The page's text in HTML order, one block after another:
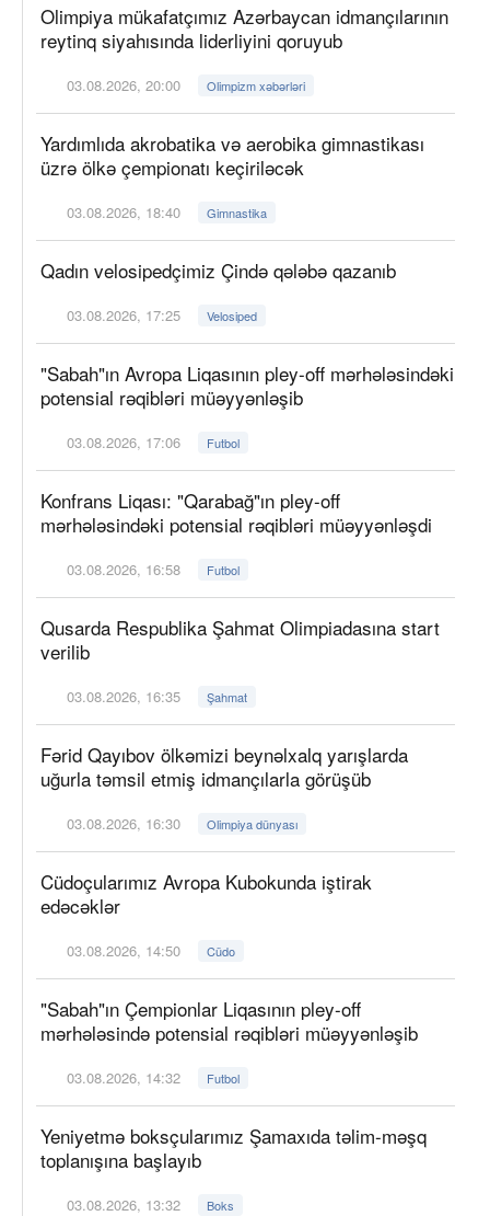
Olimpiya mükafatçımız Azərbaycan idmançılarının
reytinq siyahısında liderliyini qoruyub
03.08.2026, 20:00 Olimpizm xəbərləri
Yardımlıda akrobatika və aerobika gimnastikası
üzrə ölkə çempionatı keçiriləcək
03.08.2026, 18:40 Gimnastika
Qadın velosipedçimiz Çində qələbə qazanıb
03.08.2026, 17:25 Velosiped
"Sabah"ın Avropa Liqasının pley-off mərhələsindəki
potensial rəqibləri müəyyənləşib
03.08.2026, 17:06 Futbol
Konfrans Liqası: "Qarabağ"ın pley-off
mərhələsindəki potensial rəqibləri müəyyənləşdi
03.08.2026, 16:58 Futbol
Qusarda Respublika Şahmat Olimpiadasına start
verilib
03.08.2026, 16:35 Şahmat
Fərid Qayıbov ölkəmizi beynəlxalq yarışlarda
uğurla təmsil etmiş idmançılarla görüşüb
03.08.2026, 16:30 Olimpiya dünyası
Cüdoçularımız Avropa Kubokunda iştirak
edəcəklər
03.08.2026, 14:50 Cüdo
"Sabah"ın Çempionlar Liqasının pley-off
mərhələsində potensial rəqibləri müəyyənləşib
03.08.2026, 14:32 Futbol
Yeniyetmə boksçularımız Şamaxıda təlim-məşq
toplanışına başlayıb
03.08.2026, 13:32 Boks